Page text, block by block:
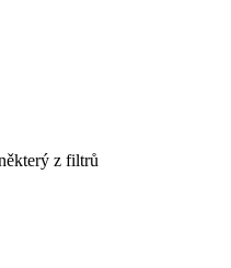
z filtrů